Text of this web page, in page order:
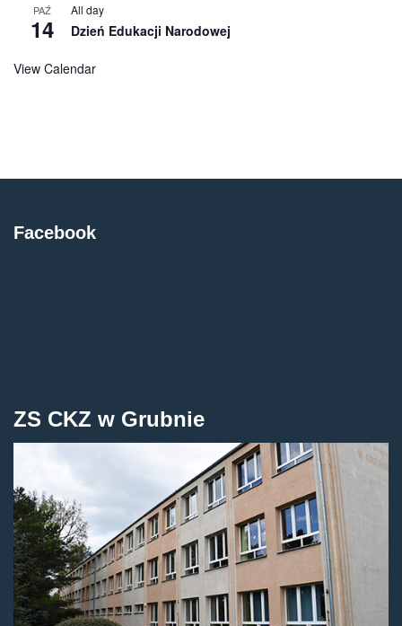
PAŹ
14
All day
Dzień Edukacji Narodowej
View Calendar
Facebook
ZS CKZ w Grubnie